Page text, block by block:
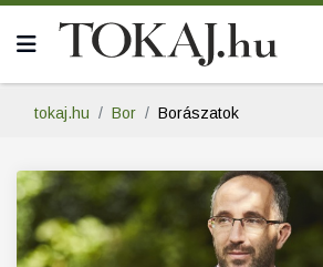
tokaj.hu Bor Borászatok